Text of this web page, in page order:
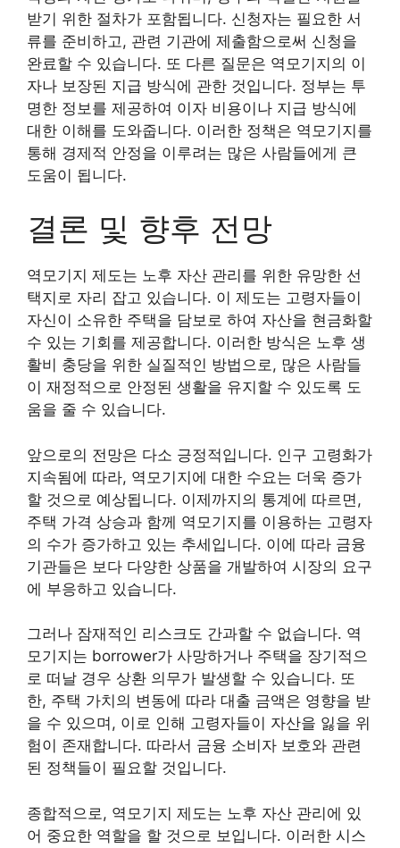
받기 위한 절차가 포함됩니다. 신청자는 필요한 서
류를 준비하고, 관련 기관에 제출함으로써 신청을
완료할 수 있습니다. 또 다른 질문은 역모기지의 이
자나 보장된 지급 방식에 관한 것입니다. 정부는 투
명한 정보를 제공하여 이자 비용이나 지급 방식에
대한 이해를 도와줍니다. 이러한 정책은 역모기지를
통해 경제적 안정을 이루려는 많은 사람들에게 큰
도움이 됩니다.
결론 및 향후 전망
역모기지 제도는 노후 자산 관리를 위한 유망한 선
택지로 자리 잡고 있습니다. 이 제도는 고령자들이
자신이 소유한 주택을 담보로 하여 자산을 현금화할
수 있는 기회를 제공합니다. 이러한 방식은 노후 생
활비 충당을 위한 실질적인 방법으로, 많은 사람들
이 재정적으로 안정된 생활을 유지할 수 있도록 도
움을 줄 수 있습니다.
앞으로의 전망은 다소 긍정적입니다. 인구 고령화가
지속됨에 따라, 역모기지에 대한 수요는 더욱 증가
할 것으로 예상됩니다. 이제까지의 통계에 따르면,
주택 가격 상승과 함께 역모기지를 이용하는 고령자
의 수가 증가하고 있는 추세입니다. 이에 따라 금융
기관들은 보다 다양한 상품을 개발하여 시장의 요구
에 부응하고 있습니다.
그러나 잠재적인 리스크도 간과할 수 없습니다. 역
모기지는 borrower가 사망하거나 주택을 장기적으
로 떠날 경우 상환 의무가 발생할 수 있습니다. 또
한, 주택 가치의 변동에 따라 대출 금액은 영향을 받
을 수 있으며, 이로 인해 고령자들이 자산을 잃을 위
험이 존재합니다. 따라서 금융 소비자 보호와 관련
된 정책들이 필요할 것입니다.
종합적으로, 역모기지 제도는 노후 자산 관리에 있
어 중요한 역할을 할 것으로 보입니다. 이러한 시스